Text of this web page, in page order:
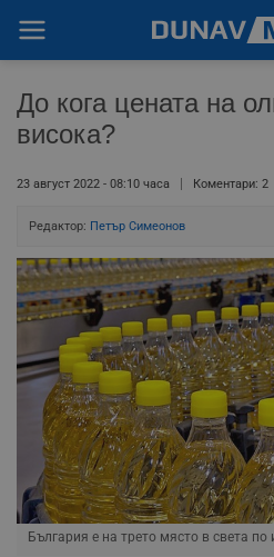
До кога цената на
висока?
23 август 2022 - 08:10 часа Коментари: 2
Редактор: Петър Симеонов
България е на трето място в света